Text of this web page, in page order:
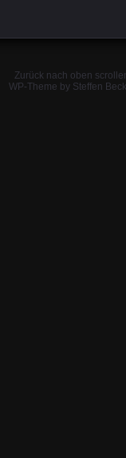
Zurück nach oben
WP-Theme by Steffen